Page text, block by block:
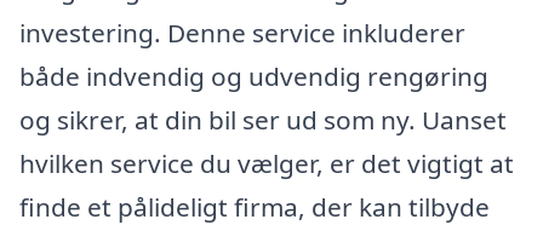
investering. Denne service inkluderer
både indvendig og udvendig rengøring
og sikrer, at din bil ser ud som ny. Uanset
hvilken service du vælger, er det vigtigt at
finde et pålideligt firma, der kan tilbyde